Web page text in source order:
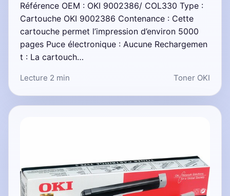
Référence OEM : OKI 9002386/ COL330 Type :
Cartouche OKI 9002386 Contenance : Cette
cartouche permet l’impression d’environ 5000
pages Puce électronique : Aucune Rechargemen
t : La cartouch…
Lecture 2 min Toner OKI